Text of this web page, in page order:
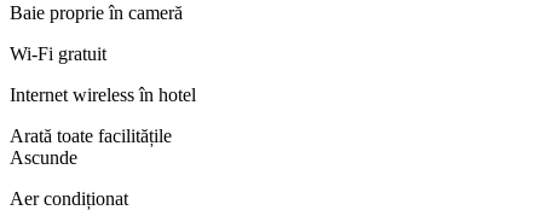
Baie proprie în cameră
Wi-Fi gratuit
Internet wireless în hotel
Arată toate facilitățile
Ascunde
Aer condiționat